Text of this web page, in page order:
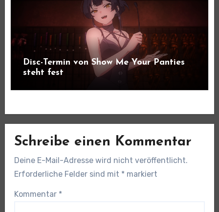
Disc-Termin von Show Me Your Panties
steht fest
Schreibe einen Kommentar
Deine E-Mail-Adresse wird nicht veröffentlicht.
Erforderliche Felder sind mit * markiert
Kommentar *